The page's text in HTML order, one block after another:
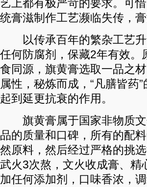
艺上都有极严苛的要求。可
统膏滋制作工艺濒临失传，
以传承百年的繁杂工艺升
任何防腐剂，保藏2年有效
食同源，旗黄膏选取一品之
属性，秘炼而成，“凡膳皆药
起到延更抗衰的作用。
旗黄膏属于国家非物质文
品的质量和口碑，所有的配
然原料，然后经过严格的挑
武火3次熬，文火收成膏、
加任何添加剂，口味香浓，